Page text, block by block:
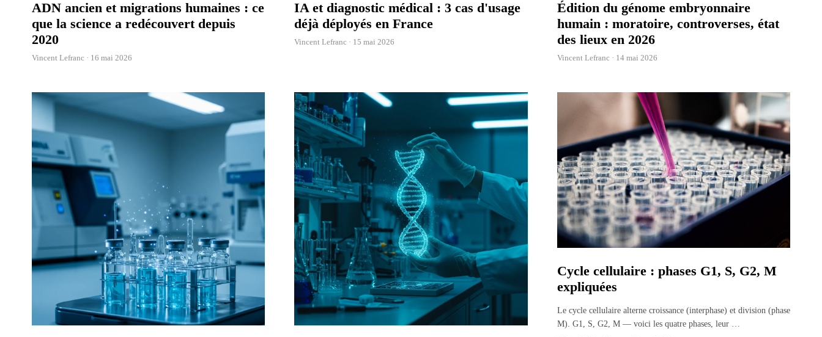
ADN ancien et migrations humaines : ce
que la science a redécouvert depuis
2020
Vincent Lefranc · 16 mai 2026
IA et diagnostic médical : 3 cas d'usage
déjà déployés en France
Vincent Lefranc · 15 mai 2026
Édition du génome embryonnaire
humain : moratoire, controverses, état
des lieux en 2026
Vincent Lefranc · 14 mai 2026
Cycle cellulaire : phases G1, S, G2, M
expliquées
Le cycle cellulaire alterne croissance (interphase) et division (phase
M). G1, S, G2, M — voici les quatre phases, leur …